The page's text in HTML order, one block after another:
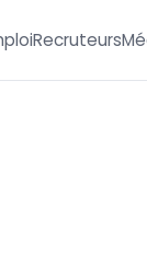
Recruteurs